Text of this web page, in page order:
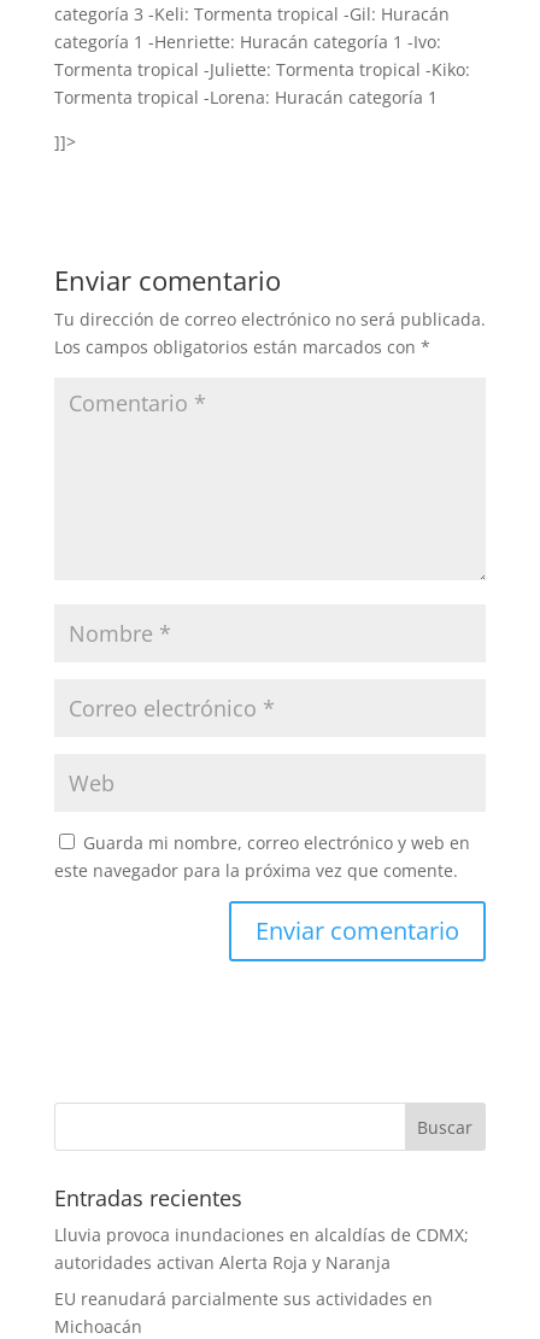
categoría 3 -Keli: Tormenta tropical -Gil: Huracán
categoría 1 -Henriette: Huracán categoría 1 -Ivo:
Tormenta tropical -Juliette: Tormenta tropical -Kiko:
Tormenta tropical -Lorena: Huracán categoría 1
]]>
Enviar comentario
Tu dirección de correo electrónico no será publicada.
Los campos obligatorios están marcados con *
Guarda mi nombre, correo electrónico y web en
este navegador para la próxima vez que comente.
Entradas recientes
Lluvia provoca inundaciones en alcaldías de CDMX;
autoridades activan Alerta Roja y Naranja
EU reanudará parcialmente sus actividades en
Michoacán